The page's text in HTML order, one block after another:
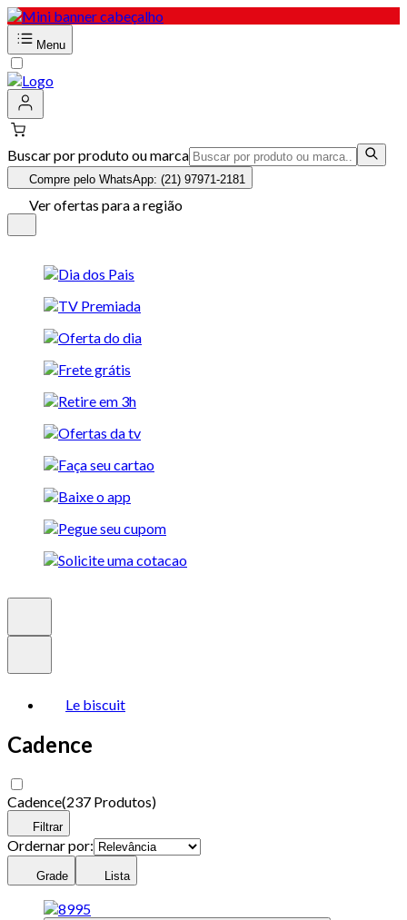
Menu
Buscar por produto ou marca
Compre pelo WhatsApp: (21) 97971-2181
Ver ofertas para a região
Le biscuit
Cadence
Cadence(237 Produtos)
Filtrar
Ordernar por:
Grade Lista